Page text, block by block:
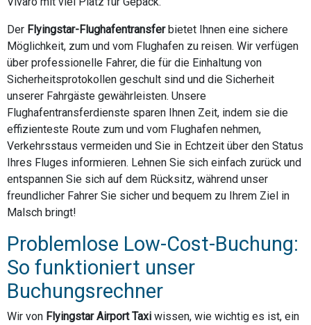
Der Flyingstar-Flughafentransferbietet Ihnen eine sichere
Möglichkeit, zum und vom Flughafen zu reisen. Wir verfügen
über professionelle Fahrer, die für die Einhaltung von
Sicherheitsprotokollen geschult sind und die Sicherheit
unserer Fahrgäste gewährleisten. Unsere
Flughafentransferdienste sparen Ihnen Zeit, indem sie die
effizienteste Route zum und vom Flughafen nehmen,
Verkehrsstaus vermeiden und Sie in Echtzeit über den Status
Ihres Fluges informieren. Lehnen Sie sich einfach zurück und
entspannen Sie sich auf dem Rücksitz, während unser
freundlicher Fahrer Sie sicher und bequem zu Ihrem Ziel in
Malsch bringt!
Problemlose Low-Cost-Buchung:
So funktioniert unser
Buchungsrechner
Wir von Flyingstar Airport Taxi wissen, wie wichtig es ist, ein